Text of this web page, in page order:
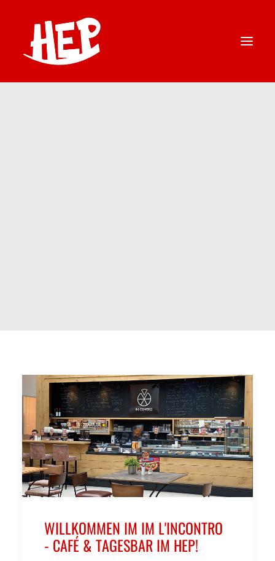
WILLKOMMEN IM IM L'INCONTRO
- CAFÉ & TAGESBAR IM HEP!